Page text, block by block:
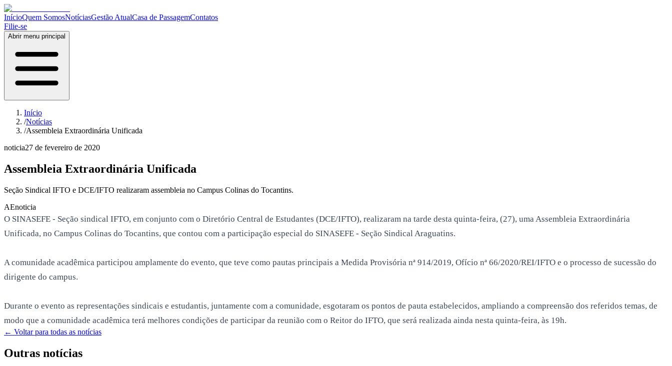
InícioQuem SomosNotíciasGestão AtualCasa de PassagemContatos
Filie-se
Abrir menu principal
Início
/Notícias
/Assembleia Extraordinária Unificada
noticia27 de fevereiro de 2020
Assembleia Extraordinária Unificada
Seção Sindical IFTO e DCE/IFTO realizaram assembleia no Campus Colinas do Tocantins.
AEnoticia
O SINASEFE - Seção sindical IFTO, em conjunto com o Diretório Central de Estudantes (DCE/IFTO), realizaram na tarde desta quinta-feira, (27), uma Assembleia Extraordinária
Unificada, no Campus Colinas do Tocantins, que contou com a participação especial do SINASEFE - Seção Sindical Araguatins.
A comunidade acadêmica participou amplamente do evento, que teve como pautas principais a Medida Provisória nª 914/2019, Ofício nª 66/2020/REI/IFTO e o processo de sucessão do
dirigente do campus.
Durante o evento as representações sindicais e estudantis, juntamente com a comunidade, esgotaram os pontos de pauta estabelecidos, ampliando a compreensão dos referidos temas, de
modo que a comunidade acadêmica terá melhores condições de participar da reunião com o Reitor do IFTO, que será realizada ainda nesta quinta-feira, às 19h.
← Voltar para todas as notícias
Outras notícias